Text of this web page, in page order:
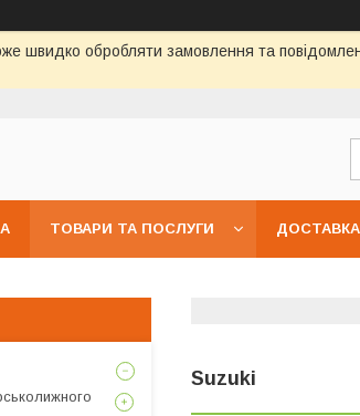
швидко обробляти замовлення та
ТОВАРИ ТА ПОСЛУГИ
Suzuki